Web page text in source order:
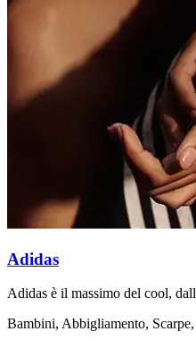
Adidas
Adidas è il massimo del cool,
Bambini, Abbigliamento,